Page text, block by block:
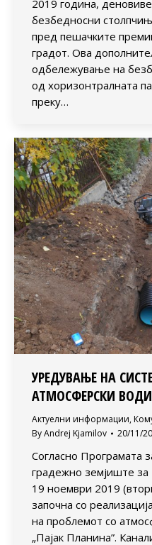
2019 година,
безбедносни
пред пешачките
градот. Ова
одбележување на
од хоризонтралната
преку…
УРЕДУВАЊЕ НА
АТМОСФЕРСКИ ВОДИ
Актуелни информации,
ByAndrej Kjamilov 20/11/
Согласно Програмата
градежно земјиште
19 ноември 2019
започна со
на проблемот со
„Пајак Планина”.